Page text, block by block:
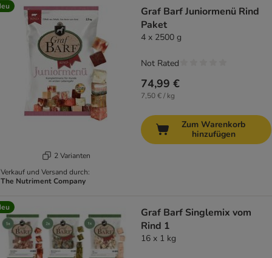
2 Varianten
Verkauf und Versand durch:
The Nutriment Company
Graf Barf Juniormenü Rind
Paket
4 x 2500 g
74,99 €
7,50 € / kg
Not Rated
Zum Warenkorb
hinzufügen
Graf Barf Singlemix vom
Rind 1
16 x 1 kg